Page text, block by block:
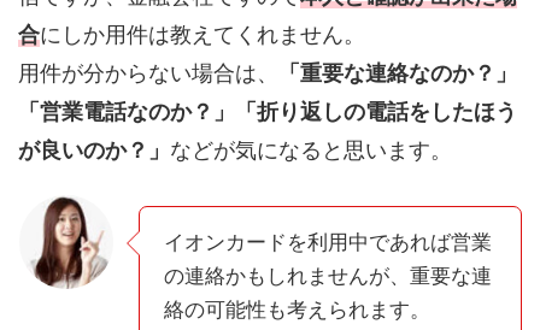
合にしか用件は教えてくれません。
用件が分からない場合は、
「重要な連絡なのか？」
「営業電話なのか？」「折り返しの電話をしたほう
が良いのか？」 などが気になると思います。
イオンカードを利用中であれば営業
の連絡かもしれませんが、重要な連
絡の可能性も考えられます。